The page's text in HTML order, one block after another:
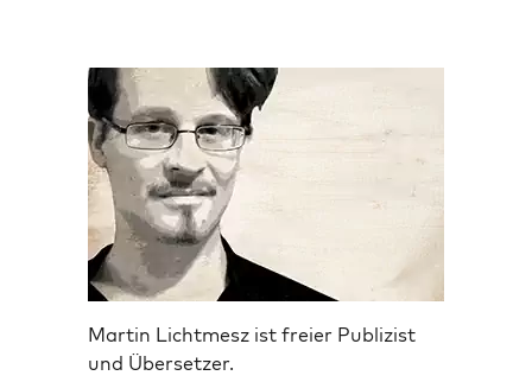
Martin Lichtmesz ist freier Publizist
und Übersetzer.